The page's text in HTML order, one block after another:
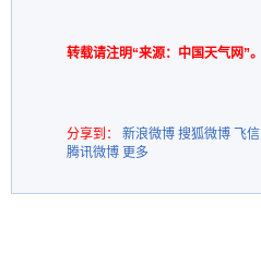
转载请注明“来源：中国天气网”。
分享到： 新浪微博 搜狐微博 飞信
腾讯微博 更多